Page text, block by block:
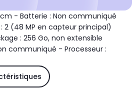
cm - Batterie : Non communiqué
2 (48 MP en capteur principal)
: 256 Go, non extensible
communiqué - Processeur :